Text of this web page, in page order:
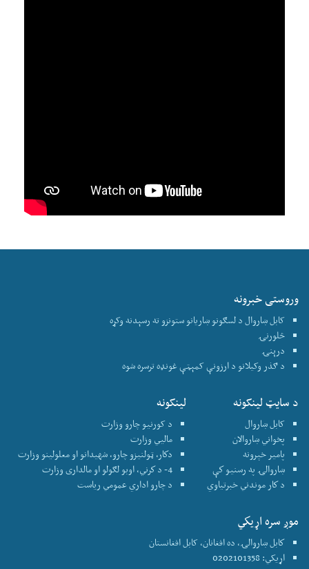
وروستی خبرونه
کابل ښاروال د لسګونو ښاریانو ستونزو ته رسېدنه وکړه
څلورنۍ
درېنۍ
د ګذر وکیلانو د ارزونې کمېټې غونډه ترسره شوه
د سایټ لینکونه
کابل ښاروال
پخواني ښاروالان
پامير خپرونه
ښاروالۍ په رسنيو كې
د كار موندني خبرتياوي
لینکونه
د کورنیو چارو وزارت
ماليي وزارت
دكار، ټولنيزو چارو، شهيدانو او معلولينو وزارت
4- د كرني، اوبو لګولو او مالداری وزارت
د چارو اداري عمومي رياست
موږ سره اړيكي
كابل ښاروالۍ، ده افغانان، کابل افغانستان
اړیکي: 0202101358